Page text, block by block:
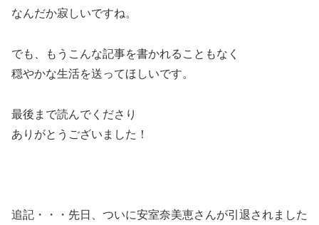
なんだか寂しいですね。
でも、もうこんな記事を書かれることもなく
穏やかな生活を送ってほしいです。
最後まで読んでくださり
ありがとうございました！
追記・・・先日、ついに安室奈美恵さんが引退されました